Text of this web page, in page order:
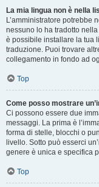
La mia lingua non è nella
L’amministratore potrebbe
nessuno lo ha tradotto
è possibile installare la tua
traduzione. Puoi trovare
collegamento in fondo ad
Top
Come posso mostrare
Ci possono essere due
messaggi. La prima è
forma di stelle, blocchi o
livello. Sotto può esserci
genere è unica e specifica
Top